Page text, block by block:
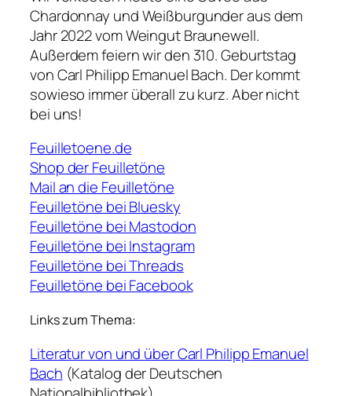
Chardonnay und Weißburgunder aus dem
Jahr 2022 vom Weingut Braunewell.
Außerdem feiern wir den 310. Geburtstag
von Carl Philipp Emanuel Bach. Der kommt
sowieso immer überall zu kurz. Aber nicht
bei uns!
Feuilletoene.de
Shop der Feuilletöne
Mail an die Feuilletöne
Feuilletöne bei Bluesky
Feuilletöne bei Mastodon
Feuilletöne bei Instagram
Feuilletöne bei Threads
Feuilletöne bei Facebook
Links zum Thema:
Literatur von und über Carl Philipp Emanuel
Bach (Katalog der Deutschen